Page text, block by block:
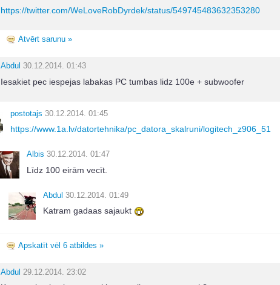
https://twitter.com/WeLoveRobDyrdek/status/549745483632353280
Atvērt sarunu »
Abdul 30.12.2014. 01:43
Iesakiet pec iespejas labakas PC tumbas lidz 100e + subwoofer
postotajs 30.12.2014. 01:45
https://www.1a.lv/datortehnika/pc_datora_skalruni/logitech_z906_51
Albis 30.12.2014. 01:47
Līdz 100 eirām vecīt.
Abdul 30.12.2014. 01:49
Katram gadaas sajaukt
Apskatīt vēl 6 atbildes »
Abdul 29.12.2014. 23:02